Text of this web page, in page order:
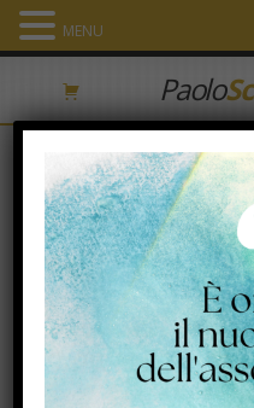
Paolo
Tag Archives:
“Chi ama
indica la via”
14 Giugno 2018 |Immagini &
Vallesina
MENU